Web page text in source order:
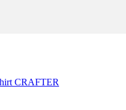
CRAFTER